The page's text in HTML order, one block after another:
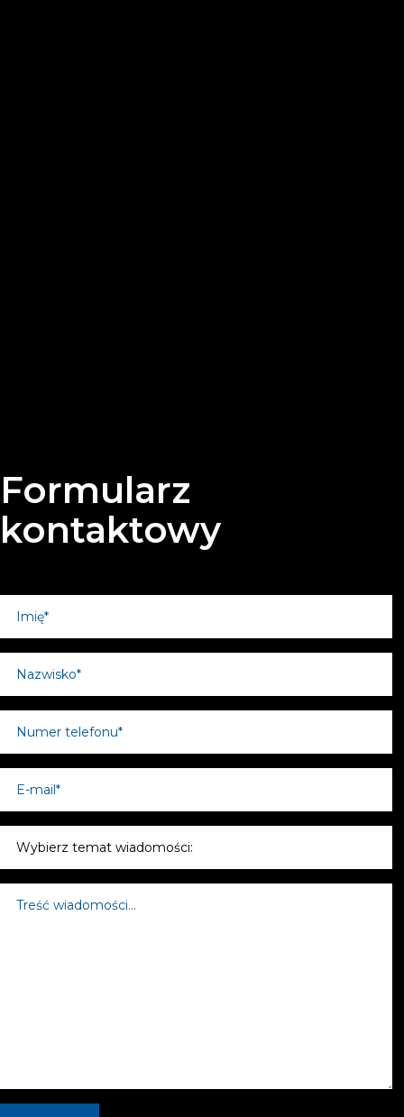
Formularz
kontaktowy